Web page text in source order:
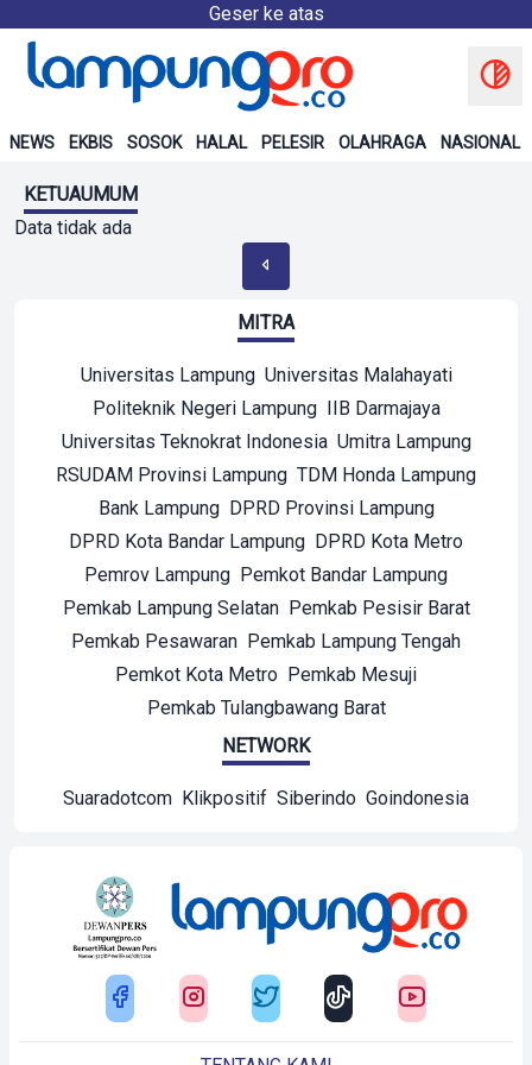
Geser ke atas
NEWS EKBIS SOSOK HALAL PELESIR OLAHRAGA NASIONAL
KETUAUMUM
Data tidak ada
MITRA
Universitas Lampung Universitas Malahayati
Politeknik Negeri Lampung IIB Darmajaya
Universitas Teknokrat Indonesia Umitra Lampung
RSUDAM Provinsi Lampung TDM Honda Lampung
Bank Lampung DPRD Provinsi Lampung
DPRD Kota Bandar Lampung DPRD Kota Metro
Pemrov Lampung Pemkot Bandar Lampung
Pemkab Lampung Selatan Pemkab Pesisir Barat
Pemkab Pesawaran Pemkab Lampung Tengah
Pemkot Kota Metro Pemkab Mesuji
Pemkab Tulangbawang Barat
NETWORK
Suaradotcom Klikpositif Siberindo Goindonesia